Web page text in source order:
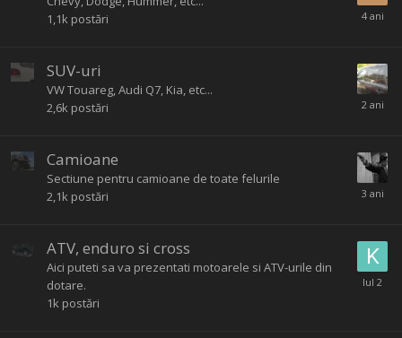
1,1k postări
SUV-uri
VW Touareg, Audi Q7, Kia, etc...
2,6k postări
Camioane
Sectiune pentru camioane de toate felurile
2,1k postări
ATV, enduro si cross
Aici puteti sa va prezentati motoarele si ATV-urile din
dotare.
1k postări